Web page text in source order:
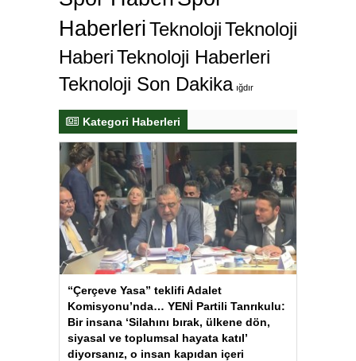
HaberleriTeknolojiTeknoloji
HaberiTeknoloji Haberleri
Teknoloji Son Dakika ığdır
Kategori Haberleri
“Çerçeve Yasa” teklifi Adalet
Komisyonu’nda… YENİ Partili Tanrıkulu:
Bir insana ‘Silahını bırak, ülkene dön,
siyasal ve toplumsal hayata katıl’
diyorsanız, o insan kapıdan içeri